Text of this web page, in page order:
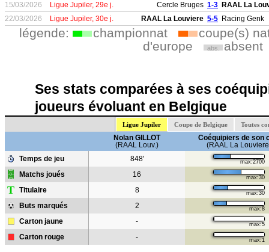
15/03/2026
Ligue Jupiler, 29e j. Cercle Bruges 1-3 RAAL La
22/03/2026
Ligue Jupiler, 30e j. RAAL La Louviere 5-5 Racing Genk
légende: championnat
coupe(s)
d'europe
abs. absent
Ses stats comparées à ses
joueurs évoluant en Belgique
Ligue Jupiler Coupe de Belgique Toutes
Nolan GILLOT
(RAAL Louv.)
Coéquipiers de son
(RAAL La
Temps de jeu
848' max:2700
Matchs joués 16 max:30
T Titulaire 8 max:30
Buts marqués 2 max:8
Carton jaune - max:5
Carton rouge - max:1